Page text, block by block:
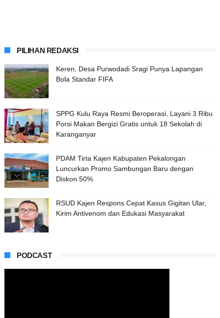
PILIHAN REDAKSI
Keren, Desa Purwodadi Sragi Punya Lapangan
Bola Standar FIFA
SPPG Kulu Raya Resmi Beroperasi, Layani 3 Ribu
Porsi Makan Bergizi Gratis untuk 18 Sekolah di
Karanganyar
PDAM Tirta Kajen Kabupaten Pekalongan
Luncurkan Promo Sambungan Baru dengan
Diskon 50%
RSUD Kajen Respons Cepat Kasus Gigitan Ular,
Kirim Antivenom dan Edukasi Masyarakat
PODCAST